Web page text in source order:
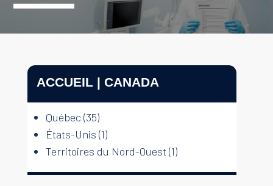
ACCUEIL | CANADA
Québec (35)
États-Unis (1)
Territoires du Nord-Ouest (1)